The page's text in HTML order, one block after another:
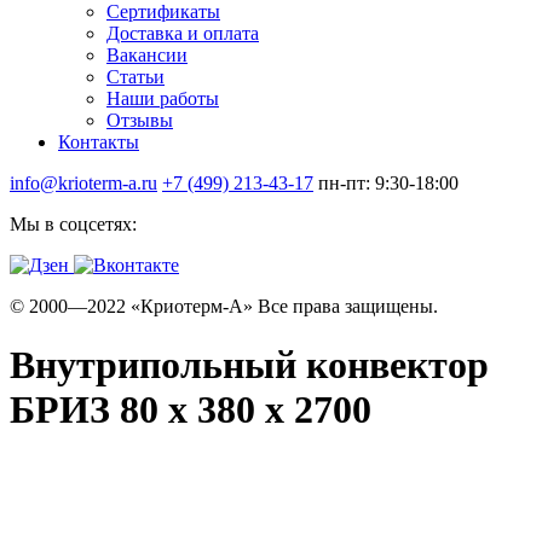
Сертификаты
Доставка и оплата
Вакансии
Статьи
Наши работы
Отзывы
Контакты
info@krioterm-a.ru +7 (499) 213-43-17 пн-пт: 9:30-18:00
Мы в соцсетях:
© 2000—2022 «Криотерм-А» Все права защищены.
Внутрипольный конвектор
БРИЗ 80 х 380 х 2700